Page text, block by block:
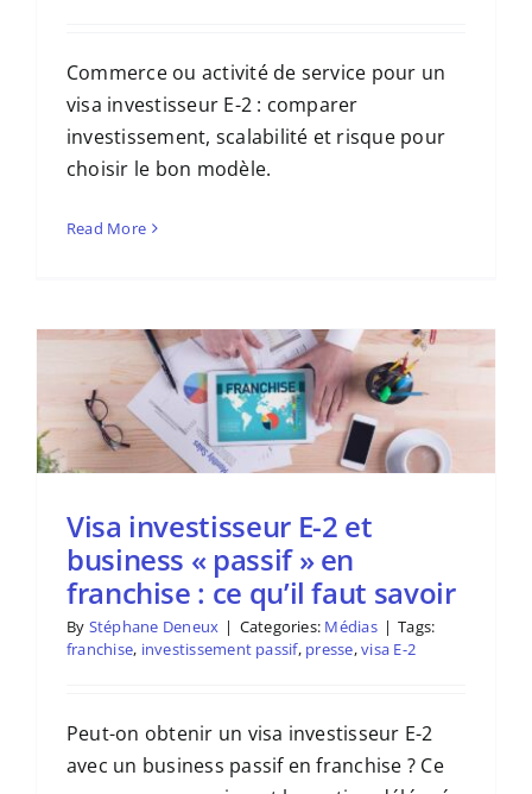
Commerce ou activité de service pour un
visa investisseur E-2 : comparer
investissement, scalabilité et risque pour
choisir le bon modèle.
Read More
Visa investisseur E-2 et
business « passif » en
franchise : ce qu’il faut savoir
By Stéphane Deneux | Categories: Médias | Tags:
franchise, investissement passif, presse,visa E-2
Peut-on obtenir un visa investisseur E-2
avec un business passif en franchise ? Ce